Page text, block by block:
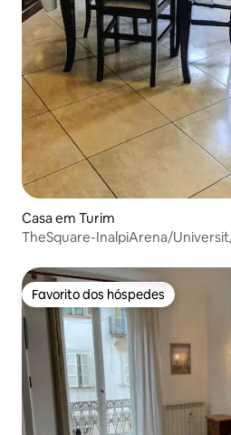
Casa em Turim
TheSquare-InalpiArena/
Favorito dos hóspedes
Favorito dos hóspedes